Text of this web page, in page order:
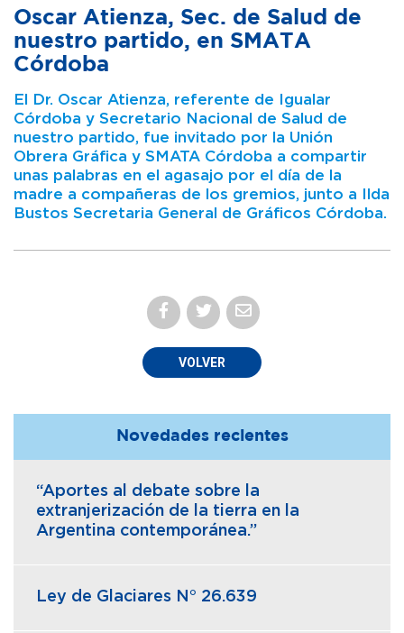
Oscar Atienza, Sec. de Salud de
nuestro partido, en SMATA
Córdoba
El Dr. Oscar Atienza, referente de Igualar
Córdoba y Secretario Nacional de Salud de
nuestro partido, fue invitado por la Unión
Obrera Gráfica y SMATA Córdoba a compartir
unas palabras en el agasajo por el día de la
madre a compañeras de los gremios, junto a Ilda
Bustos Secretaria General de Gráficos Córdoba.
VOLVER
Novedades recientes
“Aportes al debate sobre la
extranjerización de la tierra en la
Argentina contemporánea.”
Ley de Glaciares N° 26.639